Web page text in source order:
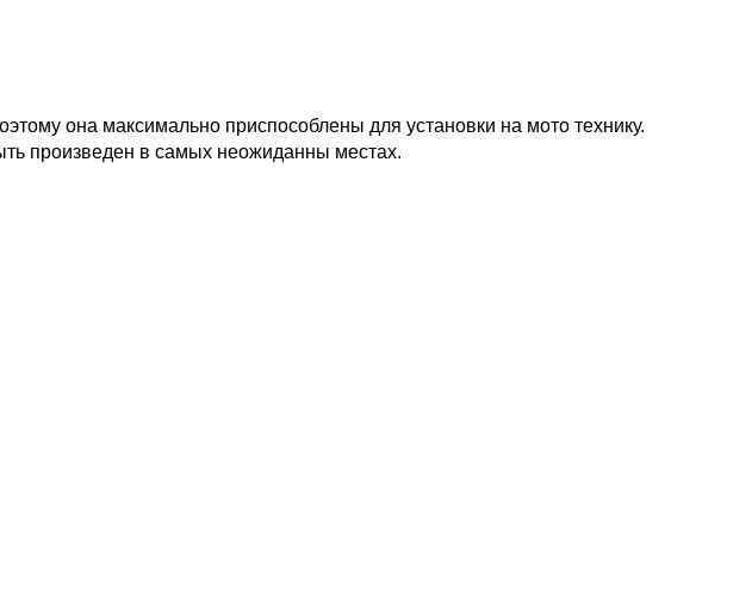
она максимально приспособлены для установки на мото технику.
произведен в самых неожиданны местах.